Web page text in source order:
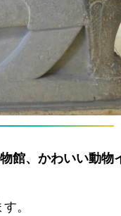
館、かわいい動物
。